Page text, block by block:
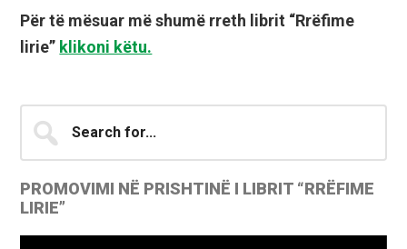
Për të mësuar më shumë rreth librit “Rrëfime
lirie” klikoni këtu.
Primary
Sidebar
for...
PROMOVIMI NË PRISHTINË I LIBRIT “RRËFIME
LIRIE”